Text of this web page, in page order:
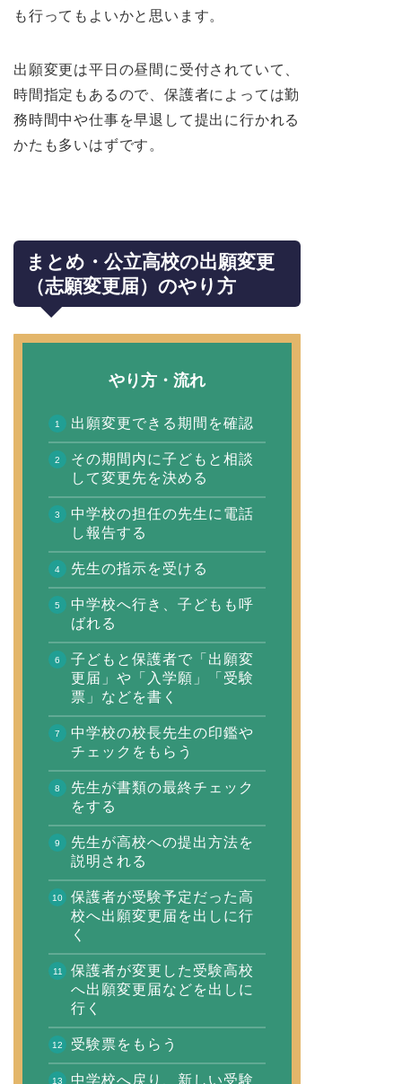
も行ってもよいかと思います。
出願変更は平日の昼間に受付されていて、
時間指定もあるので、保護者によっては勤
務時間中や仕事を早退して提出に行かれる
かたも多いはずです。
まとめ・公立高校の出願変更
（志願変更届）のやり方
やり方・流れ
出願変更できる期間を確認
その期間内に子どもと相談
して変更先を決める
中学校の担任の先生に電話
し報告する
先生の指示を受ける
中学校へ行き、子どもも呼
ばれる
子どもと保護者で「出願変
更届」や「入学願」「受験
票」などを書く
中学校の校長先生の印鑑や
チェックをもらう
先生が書類の最終チェック
をする
先生が高校への提出方法を
説明される
保護者が受験予定だった高
校へ出願変更届を出しに行
く
保護者が変更した受験高校
へ出願変更届などを出しに
行く
受験票をもらう
中学校へ戻り、新しい受験